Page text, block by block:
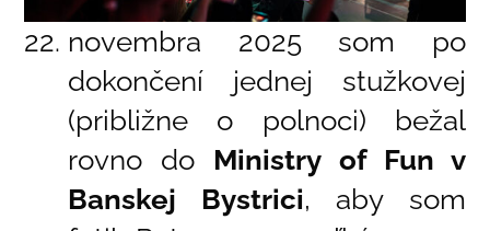
novembra 2025 som po
dokončení jednej stužkovej
(približne o polnoci) bežal
rovno do Ministry of Fun v
Banskej Bystrici, aby som